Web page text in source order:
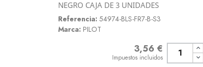
Vista rápida
NEGRO CAJA DE 3 UNIDADES
Referencia: 54974-BLS-FR7-B-S3
Marca: PILOT
3,56 €
Impuestos incluidos